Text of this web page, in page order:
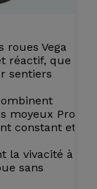
roues Vega
réactif, que
sentiers
moyeux Pro
constant et
la vivacité à
sans